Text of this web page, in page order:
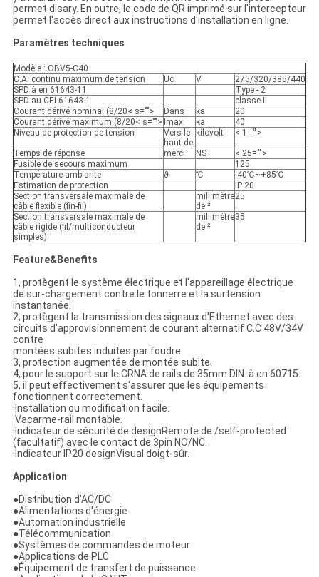
permet disary. En outre, le code de QR imprimé sur l'intercepteur
permet l'accès direct aux instructions d'installation en ligne.
Paramètres techniques
Modèle : OBV5-C40
C.A. continu maximum de tension
Uc V
275/320/385/440
SPD à en 61643-11
Type - 2
SPD au CEI 61643-1
classe II
Courant dérivé nominal (8/20< s="">
Dans ka
20
Courant dérivé maximum (8/20< s=""> Imax ka
40
Niveau de protection de tension
Vers le
haut de
kilovolt < 1="">
Temps de réponse merci NS
< 25="">
Fusible de secours maximum
125
Température ambiante
ϑ ℃
-40℃~+85℃
Estimation de protection
IP 20
Section transversale maximale de
câble flexible (fin-fil)
millimètre
de ²
25
Section transversale maximale de
câble rigide (fil/multiconducteur
simples)
millimètre
de ²
35
Feature&Benefits
1, protègent le système électrique et l'appareillage électrique
de sur-chargement contre le tonnerre et la surtension
instantanée.
2, protègent la transmission des signaux d'Ethernet avec des
circuits d'approvisionnement de courant alternatif C.C 48V/34V
contre
montées subites induites par foudre.
3, protection augmentée de montée subite.
4, pour le support sur le CRNA de rails de 35mm DIN. à en 60715.
5, il peut effectivement s'assurer que les équipements
fonctionnent correctement.
·Installation ou modification facile.
·Vacarme-rail montable.
·Indicateur de sécurité de designRemote de /self-protected
(facultatif) avec le contact de 3pin NO/NC.
·Indicateur IP20 designVisual doigt-sûr.
Application
●Distribution d'AC/DC
●Alimentations d'énergie
●Automation industrielle
●Télécommunication
●Systèmes de commandes de moteur
●Applications de PLC
●Équipement de transfert de puissance